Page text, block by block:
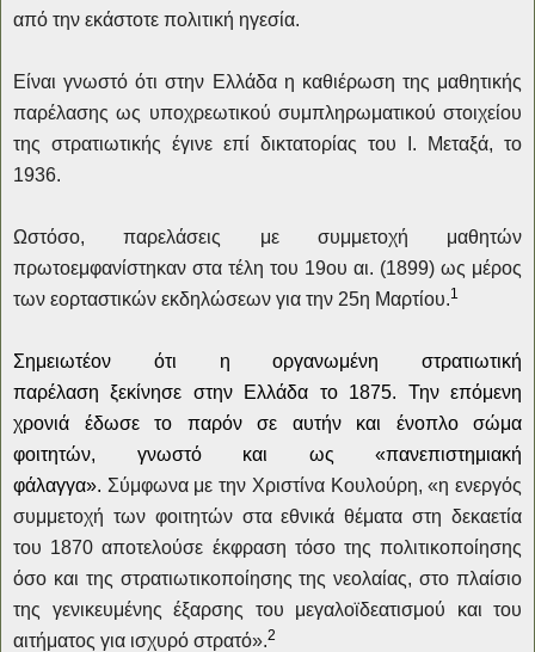
από την εκάστοτε πολιτική ηγεσία.
Είναι γνωστό ότι στην Ελλάδα η καθιέρωση της μαθητικής
παρέλασης ως υποχρεωτικού συμπληρωματικού στοιχείου
της στρατιωτικής έγινε επί δικτατορίας του Ι. Μεταξά, το
1936.
Ωστόσο, παρελάσεις με συμμετοχή μαθητών
πρωτοεμφανίστηκαν στα τέλη του 19ου αι. (1899) ως μέρος
των εορταστικών εκδηλώσεων για την 25η Μαρτίου.1
Σημειωτέον ότι η οργανωμένη στρατιωτική
παρέλαση
ξεκίνησε στην Ελλάδα το 1875. Την επόμενη
χρονιά έδωσε το παρόν σε αυτήν και ένοπλο σώμα
φοιτητών, γνωστό και ως «πανεπιστημιακή
φάλαγγα». Σύμφωνα με την Χριστίνα Κουλούρη, «η ενεργός
συμμετοχή των φοιτητών στα εθνικά θέματα στη δεκαετία
του 1870 αποτελούσε έκφραση τόσο της πολιτικοποίησης
όσο και της στρατιωτικοποίησης της νεολαίας, στο πλαίσιο
της γενικευμένης έξαρσης του μεγαλοϊδεατισμού και του
αιτήματος για ισχυρό στρατό».2